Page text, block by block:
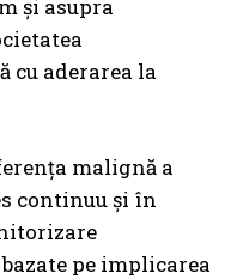
și asupra
cu aderarea la
malignă a
continuu și în
pe implicarea